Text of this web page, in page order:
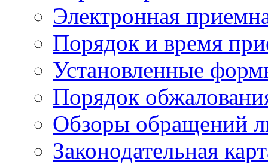
Электронная
Порядок и время
Установленные
Порядок
Обзоры обращений
Законодательная